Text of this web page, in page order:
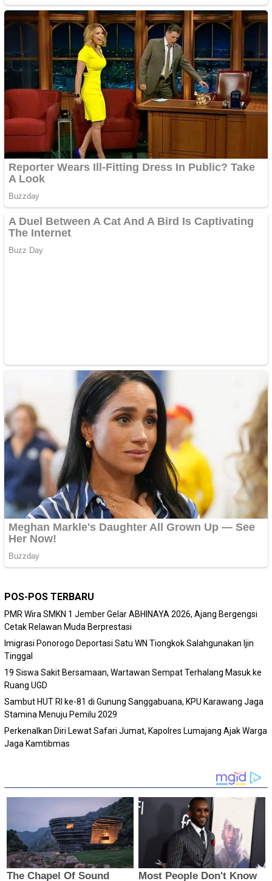
POS-POS TERBARU
PMR Wira SMKN 1 Jember Gelar ABHINAYA 2026, Ajang Bergengsi
Cetak Relawan Muda Berprestasi
Imigrasi Ponorogo Deportasi Satu WN Tiongkok Salahgunakan Ijin
Tinggal
19 Siswa Sakit Bersamaan, Wartawan Sempat Terhalang Masuk ke
Ruang UGD
Sambut HUT RI ke-81 di Gunung Sanggabuana, KPU Karawang Jaga
Stamina Menuju Pemilu 2029
Perkenalkan Diri Lewat Safari Jumat, Kapolres Lumajang Ajak Warga
Jaga Kamtibmas